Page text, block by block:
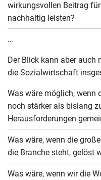
wirkungsvollen Beitrag
nachhaltig leisten?
…
Der Blick kann aber auch
die Sozialwirtschaft
Was wäre möglich, wenn
noch stärker als bislang
Herausforderungen
Was wäre, wenn die
die Branche steht, gelöst
Was wäre, wenn wir die